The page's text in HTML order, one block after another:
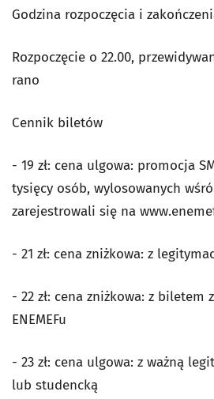
Godzina rozpoczęcia i
Rozpoczęcie o 22.00,
rano
Cennik biletów
- 19 zł: cena ulgowa: promocja
tysięcy osób, wylosowanych
zarejestrowali się na
- 21 zł: cena zniżkowa: z
- 22 zł: cena zniżkowa: z biletem
ENEMEFu
- 23 zł: cena ulgowa: z ważną
lub studencką